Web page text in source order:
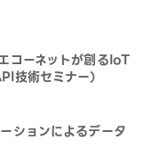
コーネットが創るIoT
術セミナー）
ションによるデータ